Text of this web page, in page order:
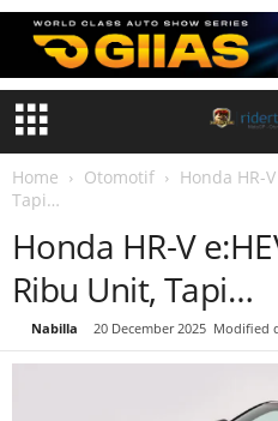
Home Otomotif
Honda HR-
Tapi…
Honda HR-V
Ribu Unit, Tapi…
Nabilla 20 December 2025 Modified